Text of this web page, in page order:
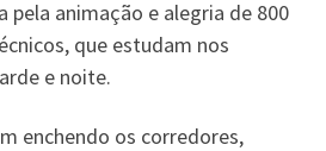
pela animação e alegria de 800
que estudam nos
e noite.
enchendo os corredores,